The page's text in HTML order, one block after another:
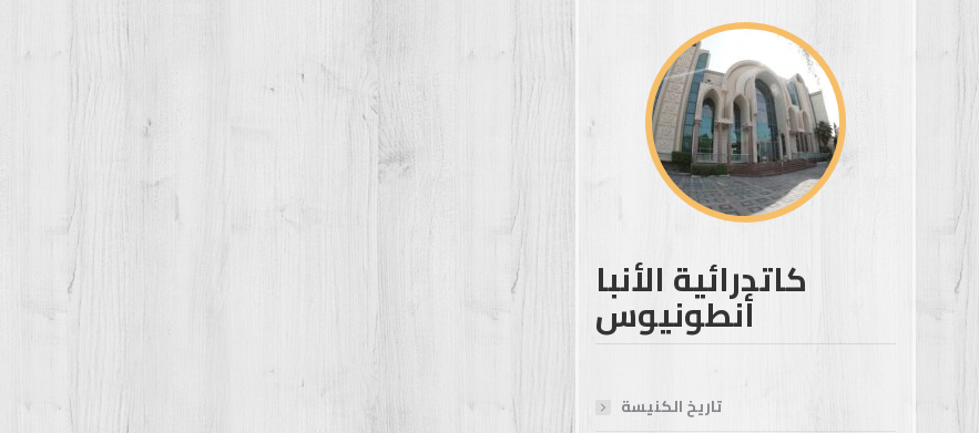
كاتدرائية الأنبا
أنطونيوس
تاريخ الكنيسة